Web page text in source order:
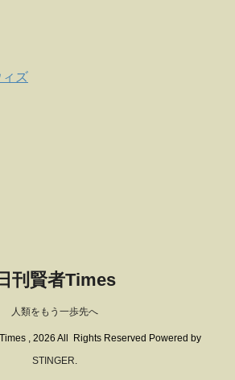
ィズ
日刊賢者Times
人類をもう一歩先へ
, 2026 All Rights Reserved Powered by
STINGER